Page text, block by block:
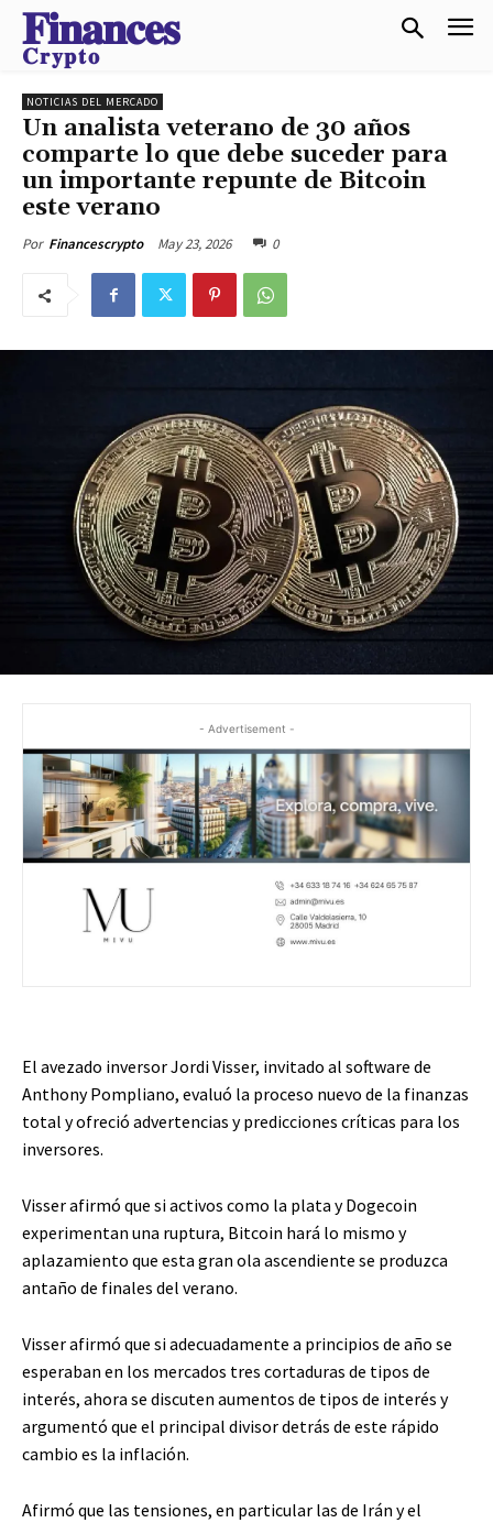
𝐅𝐢𝐧𝐚𝐧𝐜𝐞𝐬
𝐂𝐫𝐲𝐩𝐭𝐨
NOTICIAS DEL MERCADO
Un analista veterano de 30 años
comparte lo que debe suceder para
un importante repunte de Bitcoin
este verano
Por Financescrypto May 23, 2026 0
- Advertisement -
El avezado inversor Jordi Visser, invitado al software de
Anthony Pompliano, evaluó la proceso nuevo de la finanzas
total y ofreció advertencias y predicciones críticas para los
inversores.
Visser afirmó que si activos como la plata y Dogecoin
experimentan una ruptura, Bitcoin hará lo mismo y
aplazamiento que esta gran ola ascendiente se produzca
antaño de finales del verano.
Visser afirmó que si adecuadamente a principios de año se
esperaban en los mercados tres cortaduras de tipos de
interés, ahora se discuten aumentos de tipos de interés y
argumentó que el principal divisor detrás de este rápido
cambio es la inflación.
Afirmó que las tensiones, en particular las de Irán y el